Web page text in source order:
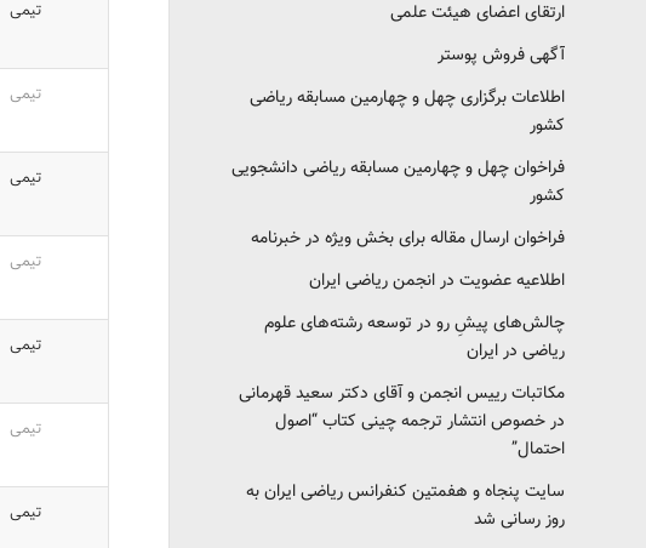
تیمی
تیمی
تیمی
تیمی
تیمی
تیمی
تیمی
ارتقای اعضای هیئت علمی
آگهی فروش پوستر
اطلاعات برگزاری چهل و چهارمین مسابقه ریاضی
کشور
فراخوان چهل و چهارمین مسابقه ریاضی دانشجویی
کشور‎‎
فراخوان ارسال مقاله برای بخش ویژه در خبرنامه
اطلاعیه عضویت در انجمن ریاضی ایران
چالش‌های پیشِ رو در توسعه رشته‌های علوم
ریاضی در ایران
مکاتبات رییس انجمن و آقای دکتر سعید قهرمانی
در خصوص انتشار ترجمه چینی کتاب “اصول
احتمال”
سایت پنجاه و هفمتین کنفرانس ریاضی ایران به
روز رسانی شد